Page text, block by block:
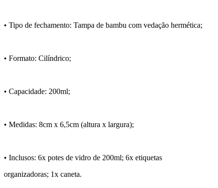
• Tipo de fechamento: Tampa de bambu com vedação hermética;
• Formato: Cilíndrico;
• Capacidade: 200ml;
• Medidas: 8cm x 6,5cm (altura x largura);
• Inclusos: 6x potes de vidro de 200ml; 6x etiquetas
organizadoras; 1x caneta.